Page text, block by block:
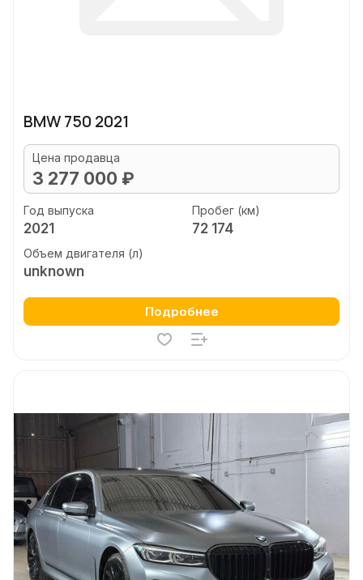
BMW 750 2021
Цена продавца
3 277 000 ₽
Год выпуска
2021
Пробег (км)
72 174
Объем двигателя (л)
unknown
Подробнее